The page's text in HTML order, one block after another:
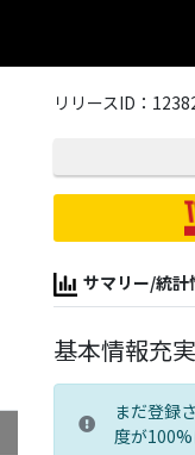
リリースID：
サマリー/統計
基本情報充
まだ登録
度が100%